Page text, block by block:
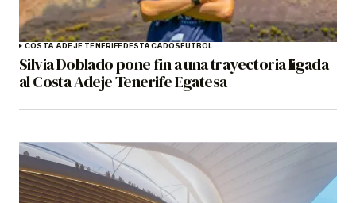
COSTA ADEJE TENERIFEDESTACADOSFÚTBOL
Silvia Doblado pone fin a una trayectoria ligada
al Costa Adeje Tenerife Egatesa